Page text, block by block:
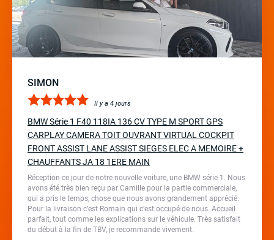
SIMON
Il y a 4 jours
BMW Série 1 F40 118IA 136 CV TYPE M SPORT GPS
CARPLAY CAMERA TOIT OUVRANT VIRTUAL COCKPIT
FRONT ASSIST LANE ASSIST SIEGES ELEC A MEMOIRE +
CHAUFFANTS JA 18 1ERE MAIN
Réception ce jour de notre nouvelle voiture, une BMW série 1. Nous
avons été très bien reçu par Camille pour la partie commerciale,
qui a pris le temps, chose que nous avons grandement apprécié.
Pour la livraison c’est Romain qui c’est occupé de nous. Accueil
parfait, tout comme les explications sur le véhicule. Très satisfait
du début à la fin de TBV, je recommande vivement.